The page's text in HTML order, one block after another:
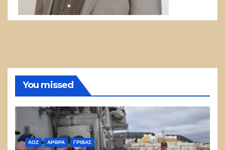
You missed
ΑΟΖ ΑΡΘΡΑ ΓΡΊΒΑΣ